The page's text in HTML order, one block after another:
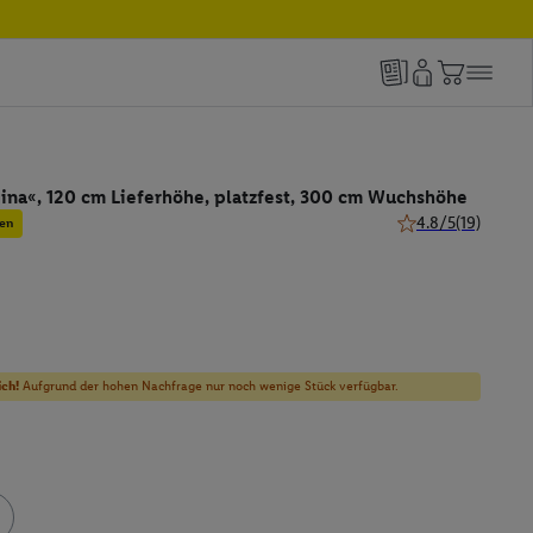
120 cm Lieferhöhe, platzfest, 300 cm Wuchshöhe
4.8/5(19)
Aufgrund der hohen Nachfrage nur noch wenige Stück verfügbar.